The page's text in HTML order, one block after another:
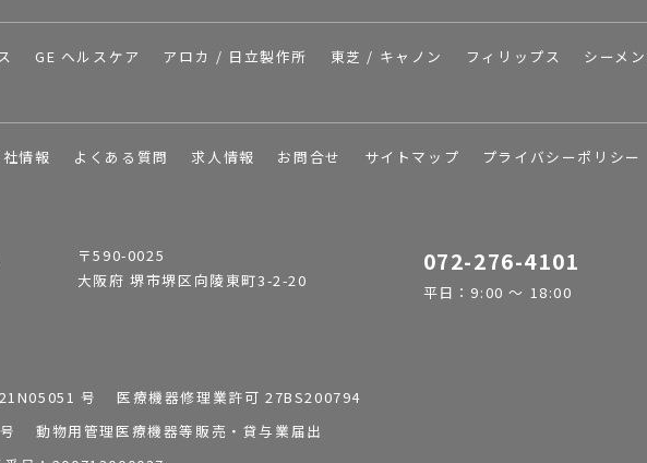
GE ヘルスケア アロカ / 日立製作所 東芝 / キャノン フィリップス
シーメ
情報 よくある質問 求人情報 お問合せ サイトマップ プライバシーポリシー
〒590-0025
大阪府 堺市堺区向陵東町3-2-20
072-276-4101
平日：9:00 ～ 18:00
号 医療機器修理業許可 27BS200794
動物用管理医療機器等販売・貸与業届出